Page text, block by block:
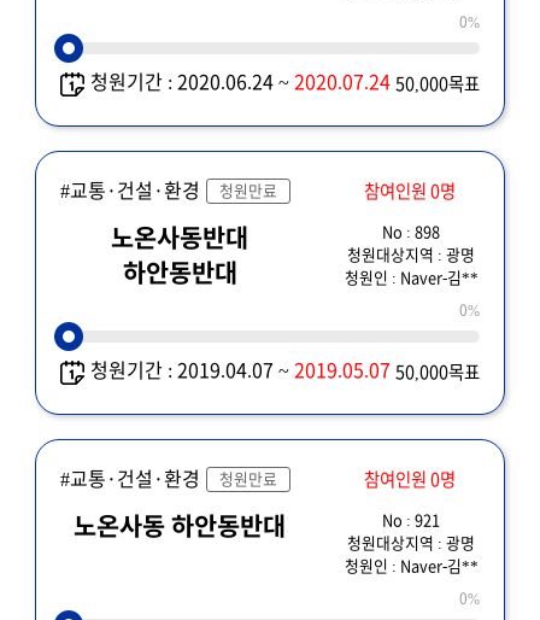
0%
청원기간 : 2020.06.24 ~2020.07.24 50,000목표
#교통·건설·환경 청원만료 참여인원 0명
노온사동반대
하안동반대
No : 898
청원대상지역 : 광명
청원인 : Naver-김**
0%
청원기간 : 2019.04.07 ~2019.05.07 50,000목표
#교통·건설·환경 청원만료 참여인원 0명
노온사동 하안동반대
No : 921
청원대상지역 : 광명
청원인 : Naver-김**
0%